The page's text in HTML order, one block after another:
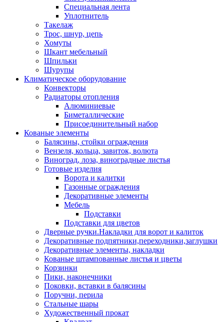
Специальная лента
Уплотнитель
Такелаж
Трос, шнур, цепь
Хомуты
Шкант мебельный
Шпильки
Шурупы
Климатическое оборудование
Конвекторы
Радиаторы отопления
Алюминиевые
Биметаллические
Присоединительный набор
Кованые элементы
Балясины, стойки ограждения
Вензеля, кольца, завиток, волюта
Виноград, лоза, виноградные листья
Готовые изделия
Ворота и калитки
Газонные ограждения
Декоративные элементы
Мебель
Подставки
Подставки для цветов
Дверные ручки.Накладки для ворот и калиток
Декоративные подпятники,переходники,заглушки
Декоративные элементы, накладки
Кованые штампованные листья и цветы
Корзинки
Пики, наконечники
Поковки, вставки в балясины
Поручни, перила
Стальные шары
Художественный прокат